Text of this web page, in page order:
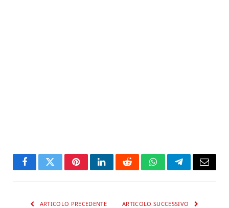
FacebookTwitterPinterestLinkedInRedditWhatsAppTelegramEmail
ARTICOLO PRECEDENTE ARTICOLO SUCCESSIVO